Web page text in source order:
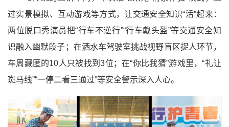
过实景模拟、互动游戏等方式，让交通安全知识“活”起来：
两位脱口秀演员把“行车不逆行”“行车戴头盔”等交通安全知
识融入幽默段子；在洒水车驾驶室挑战视野盲区捉人环节，
车周藏匿的10人只被找到3位；在“你比我猜”游戏里，“礼让
斑马线”“一停二看三通过”等安全警示深入人心。